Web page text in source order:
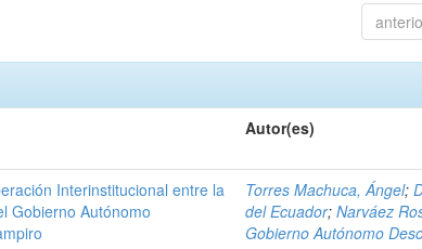
Autor(es)
Interinstitucional entre la
Gobierno Autónomo
Torres Machuca, Ángel;
del Ecuador;Narváez
Gobierno Autónomo